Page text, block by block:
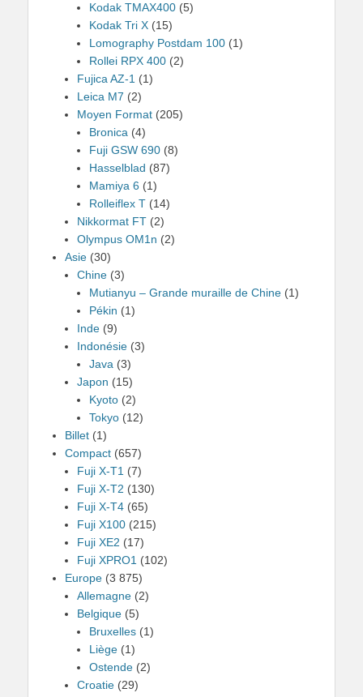
Kodak TMAX400 (5)
Kodak Tri X (15)
Lomography Postdam 100 (1)
Rollei RPX 400 (2)
Fujica AZ-1 (1)
Leica M7 (2)
Moyen Format (205)
Bronica (4)
Fuji GSW 690 (8)
Hasselblad (87)
Mamiya 6 (1)
Rolleiflex T (14)
Nikkormat FT (2)
Olympus OM1n (2)
Asie (30)
Chine (3)
Mutianyu – Grande muraille de Chine (1)
Pékin (1)
Inde (9)
Indonésie (3)
Java (3)
Japon (15)
Kyoto (2)
Tokyo (12)
Billet (1)
Compact (657)
Fuji X-T1 (7)
Fuji X-T2 (130)
Fuji X-T4 (65)
Fuji X100 (215)
Fuji XE2 (17)
Fuji XPRO1 (102)
Europe (3 875)
Allemagne (2)
Belgique (5)
Bruxelles (1)
Liège (1)
Ostende (2)
Croatie (29)